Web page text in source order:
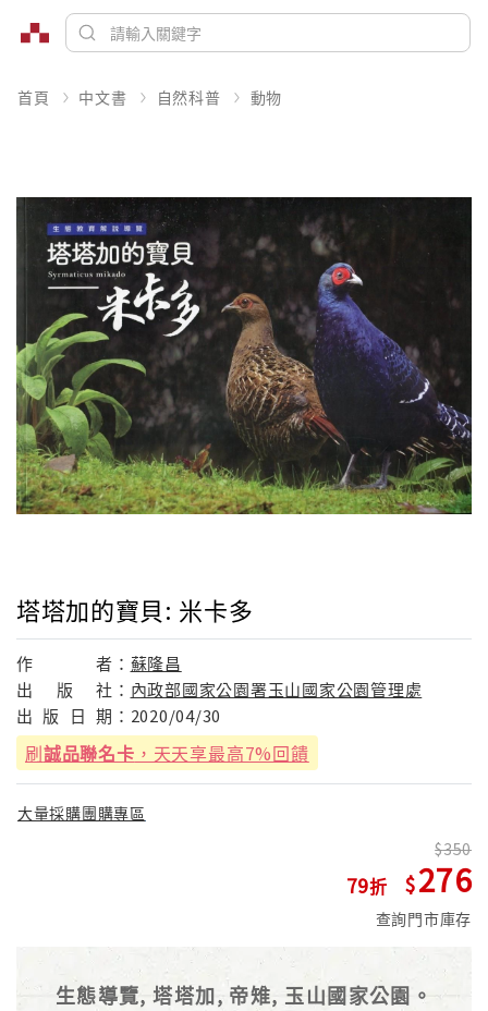
首頁 中文書 自然科普 動物
塔塔加的寶貝: 米卡多
作 者： 蘇隆昌
出
版 社： 內政部國家公園署玉山國家公園管理處
出 版 日 期： 2020/04/30
刷誠品聯名卡 ，天天享最高7%回饋
大量採購團購專區
79
350
276
查詢門市庫存
生態導覽, 塔塔加, 帝雉, 玉山國家公園。